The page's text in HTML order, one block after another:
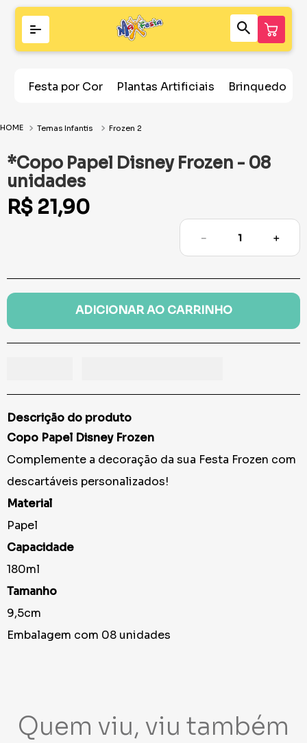
Festa por Cor Plantas Artificiais Brinquedos
Temas Infantis Frozen 2
*Copo Papel Disney Frozen - 08
unidades
R$ 21,90
＋
－
ADICIONAR AO CARRINHO
Descrição do produto
Copo Papel Disney Frozen
Complemente a decoração da sua Festa Frozen com
descartáveis personalizados!
Material
Papel
Capacidade
180ml
Tamanho
9,5cm
Embalagem com 08 unidades
Quem viu, viu também